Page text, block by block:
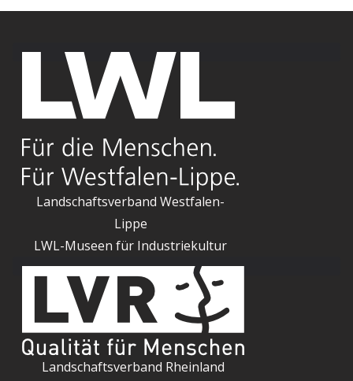
Landschaftsverband Westfalen-
Lippe
LWL-Museen für Industriekultur
Landschaftsverband Rheinland